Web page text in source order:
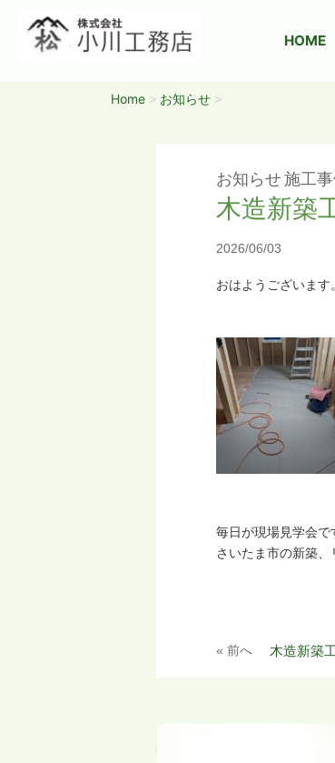
HOME
Home > お知らせ >
お知らせ施工
木造新築
2026/06/03
おはようございます。
毎日が現場見学会で
さいたま市の新築
« 前へ 木造新築